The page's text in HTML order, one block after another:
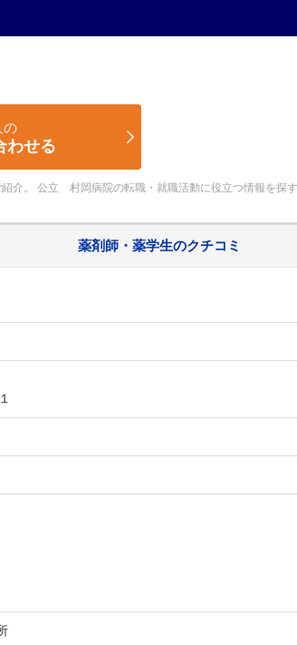
の
わせる
介。 公立 村岡病院の転職・就職活動に役立つ情報を探
薬剤師・薬学生のクチコミ